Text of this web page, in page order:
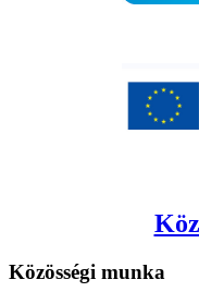
Közösségi munka